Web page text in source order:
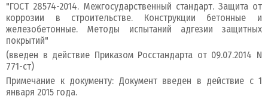
"ГОСТ 28574-2014. Межгосударственный стандарт. Защита от
коррозии в строительстве. Конструкции бетонные и
железобетонные. Методы испытаний адгезии защитных
покрытий"
(введен в действие Приказом Росстандарта от 09.07.2014 N
771-ст)
Примечание к документу: Документ введен в действие с 1
января 2015 года.